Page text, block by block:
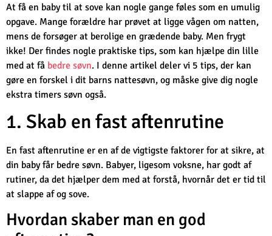
At få en baby til at sove kan nogle gange føles som en umulig
opgave. Mange forældre har prøvet at ligge vågen om natten,
mens de forsøger at berolige en grædende baby. Men frygt
ikke! Der findes nogle praktiske tips, som kan hjælpe din lille
med at få bedre søvn. I denne artikel deler vi 5 tips, der kan
gøre en forskel i dit barns nattesøvn, og måske give dig nogle
ekstra timers søvn også.
1. Skab en fast aftenrutine
En fast aftenrutine er en af de vigtigste faktorer for at sikre, at
din baby får bedre søvn. Babyer, ligesom voksne, har godt af
rutiner, da det hjælper dem med at forstå, hvornår det er tid til
at slappe af og sove.
Hvordan skaber man en god